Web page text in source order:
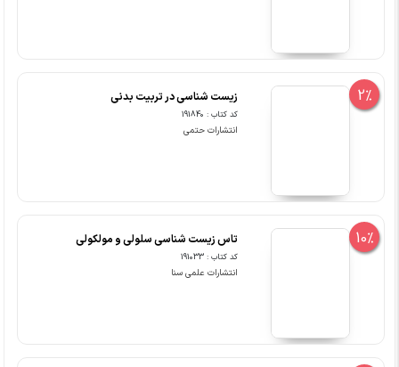
2% زیست شناسی در تربیت بدنی
کد کتاب : 191840
انتشارات حتمی
10% تاس زیست شناسی سلولی و مولکولی
کد کتاب : 191033
انتشارات علمی سنا